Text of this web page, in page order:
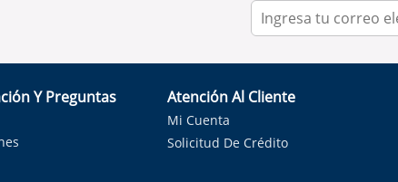
Y Preguntas
Atención Al Cliente
Mi Cuenta
Solicitud De Crédito